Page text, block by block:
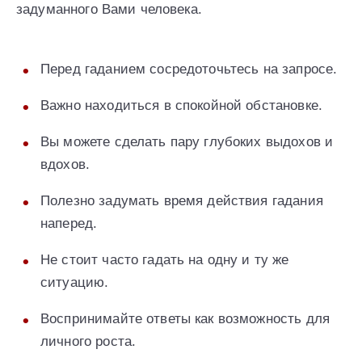
задуманного Вами человека.
Перед гаданием сосредоточьтесь на запросе.
Важно находиться в спокойной обстановке.
Вы можете сделать пару глубоких выдохов и
вдохов.
Полезно задумать время действия гадания
наперед.
Не стоит часто гадать на одну и ту же
ситуацию.
Воспринимайте ответы как возможность для
личного роста.